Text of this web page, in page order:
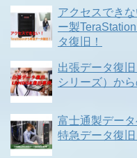
アクセスでき
ー製
タ復旧！
出張データ復
シリーズ）か
富士通製デー
特急データ復旧